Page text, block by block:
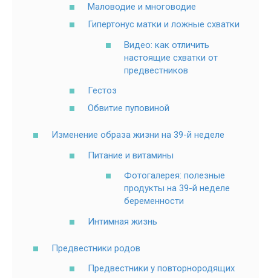
Маловодие и многоводие
Гипертонус матки и ложные схватки
Видео: как отличить
настоящие схватки от
предвестников
Гестоз
Обвитие пуповиной
Изменение образа жизни на 39-й неделе
Питание и витамины
Фотогалерея: полезные
продукты на 39-й неделе
беременности
Интимная жизнь
Предвестники родов
Предвестники у повторнородящих